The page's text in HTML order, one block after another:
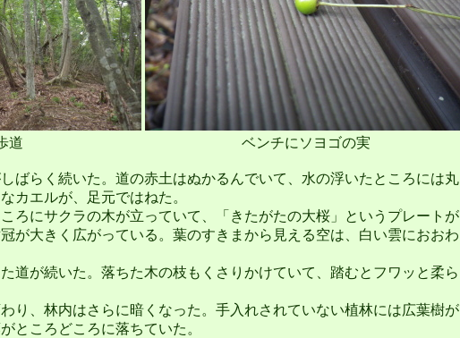
道 ベンチにソヨゴの実
ばらく続いた。道の赤土はぬかるんでいて、水の浮いたところには丸
カエルが、足元ではねた。
ろにサクラの木が立っていて、「きたがたの大桜」というプレートが
が大きく広がっている。葉のすきまから見える空は、白い雲におおわ
道が続いた。落ちた木の枝もくさりかけていて、踏むとフワッと柔ら
り、林内はさらに暗くなった。手入れされていない植林には広葉樹が
ところどころに落ちていた。